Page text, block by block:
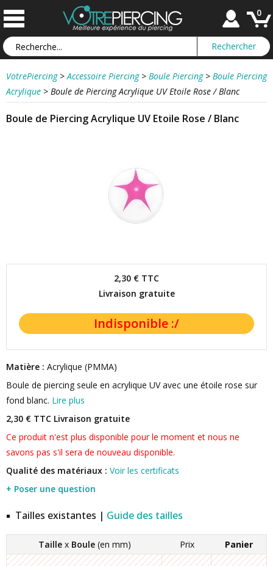
0
VotrePiercing > Accessoire Piercing > Boule Piercing > Boule Piercing
Acrylique > Boule de Piercing Acrylique UV Etoile Rose / Blanc
Boule de Piercing Acrylique UV Etoile Rose / Blanc
2,30 € TTC
Livraison gratuite
Matière : Acrylique (PMMA)
Boule de piercing seule en acrylique UV avec une étoile rose sur
fond blanc. Lire plus
2,30 € TTC Livraison gratuite
Ce produit n'est plus disponible pour le moment et nous ne
savons pas s'il sera de nouveau disponible.
Qualité des matériaux : Voir les certificats
+ Poser une question
Tailles existantes | Guide des tailles
Taille x Boule (en mm) Prix Panier